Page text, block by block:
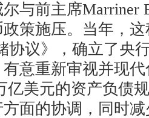
前主席Marriner
策施压。当年，这
协议》，确立了央
重新审视并现代
亿美元的资产负债
面的协调，同时